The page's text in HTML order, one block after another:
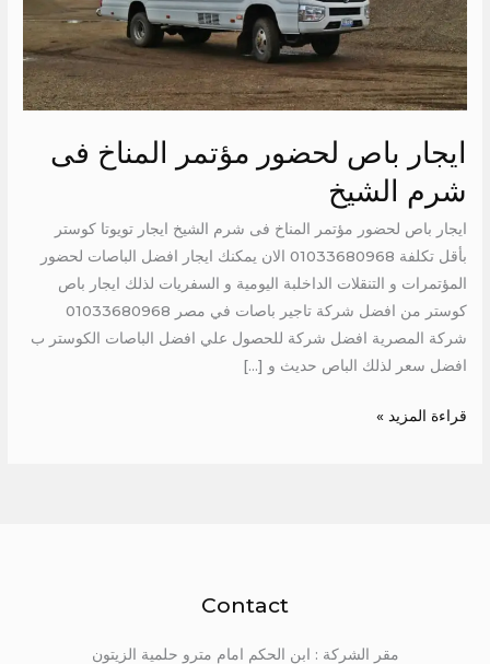
ايجار باص لحضور مؤتمر المناخ فى
شرم الشيخ
ايجار باص لحضور مؤتمر المناخ فى شرم الشيخ ايجار تويوتا كوستر
بأقل تكلفة 01033680968 الان يمكنك ايجار افضل الباصات لحضور
المؤتمرات و التنقلات الداخلبة اليومية و السفريات لذلك ايجار باص
كوستر من افضل شركة تاجير باصات في مصر 01033680968
شركة المصرية افضل شركة للحصول علي افضل الباصات الكوستر ب
افضل سعر لذلك الباص حديث و […]
الشيخ
قراءة المزيد »
Contact
مقر الشركة : ابن الحكم امام مترو حلمية الزيتون